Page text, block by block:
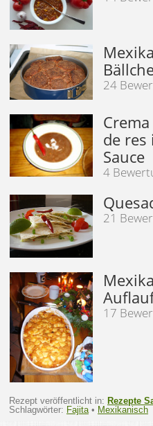
24
de res
Sauce
4
21
17
Rezept veröffentlicht in: Rezepte
Schlagwörter: Fajita• Mexikanisch